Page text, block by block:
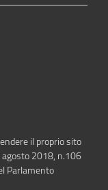
il proprio sito
agosto 2018, n.106
Parlamento